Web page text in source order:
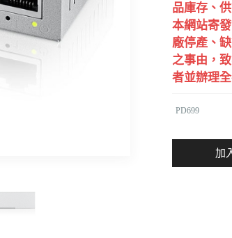
品庫存、
本網站寄
廠停產、
之事由，
者並辦理
PD699
加